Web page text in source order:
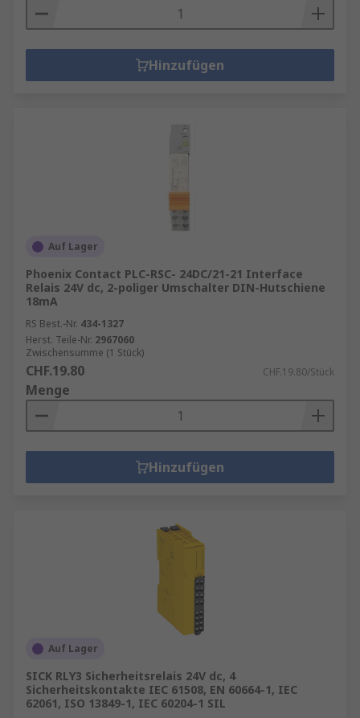
Hinzufügen
Auf Lager
Phoenix Contact PLC-RSC- 24DC/21-21 Interface
Relais 24V dc, 2-poliger Umschalter DIN-Hutschiene
18mA
RS Best.-Nr. 434-1327
Herst. Teile-Nr. 2967060
Zwischensumme (1 Stück)
CHF.19.80 CHF.19.80/Stück
Menge
Hinzufügen
Auf Lager
SICK RLY3 Sicherheitsrelais 24V dc, 4
Sicherheitskontakte IEC 61508, EN 60664-1, IEC
62061, ISO 13849-1, IEC 60204-1 SIL